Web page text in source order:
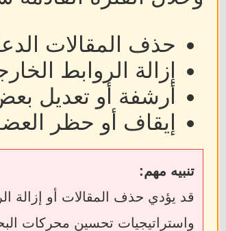
حذف المقالات
إزالة الروابط
أرشفة أو تعديل
إيقاف أو حظر
تنبيه مهم:
واستراتيجيات تحسين محركات